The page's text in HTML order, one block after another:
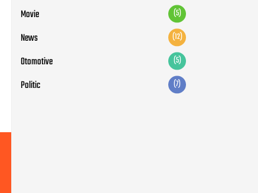
Movie (5)
News (12)
Otomotive (5)
Politic (7)